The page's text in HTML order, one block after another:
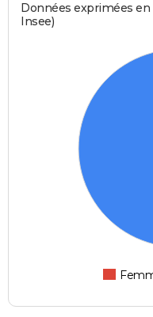
Données exprimées en
Insee)